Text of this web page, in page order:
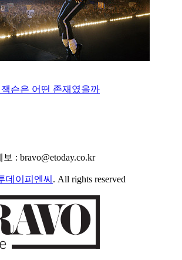
슨은 어떤 존재였을까
: bravo@etoday.co.kr
데이피엔씨 . All rights reserved